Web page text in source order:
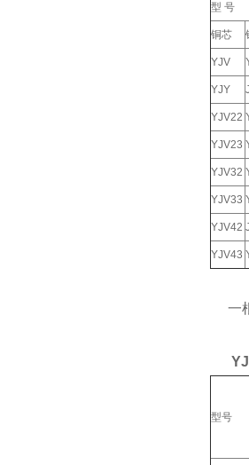
型 号
铜芯
YJV
YJY
YJV22
YJV23
YJV32
YJV33
YJV42
YJV43
一
型号